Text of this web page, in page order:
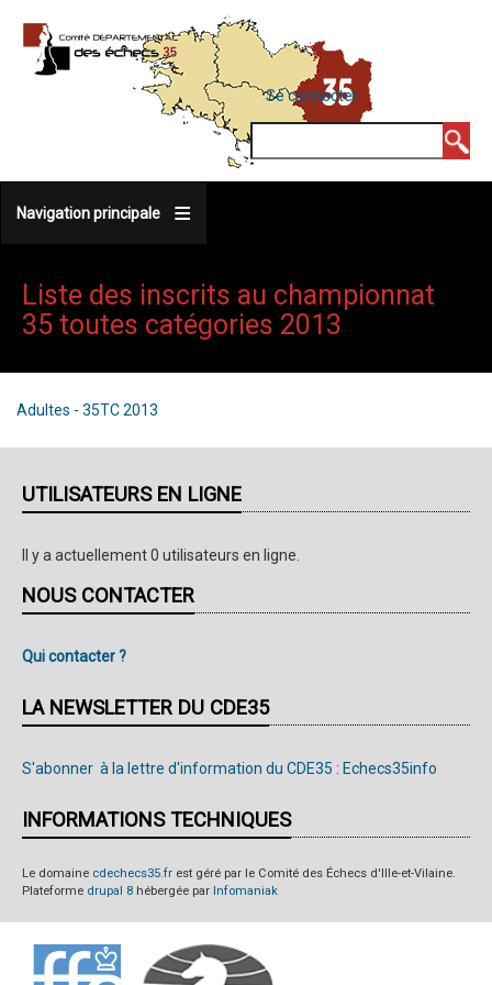
contenu
MENU
DU
COMPTE
DE
Se connecter
Navigation principale
Liste des inscrits au championnat
35 toutes catégories 2013
Adultes - 35TC 2013
UTILISATEURS EN LIGNE
Il y a actuellement 0 utilisateurs en ligne.
NOUS CONTACTER
Qui contacter ?
LA NEWSLETTER DU CDE35
S'abonner à la lettre d'information du CDE35 : Echecs35info
INFORMATIONS TECHNIQUES
Le domaine cdechecs35.fr est géré par le Comité des Échecs d'Ille-et-Vilaine.
Plateforme drupal 8 hébergée par Infomaniak